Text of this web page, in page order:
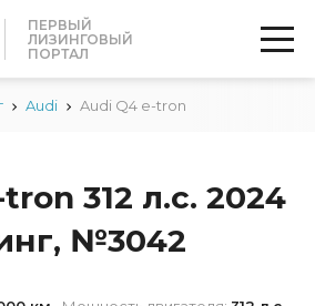
ПЕРВЫЙ
ЛИЗИНГОВЫЙ
ПОРТАЛ
Audi Audi Q4 e-tron
312 л.с. 2024
№3042